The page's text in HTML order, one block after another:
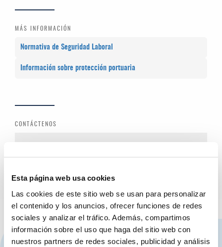
Esta página web usa cookies
Las cookies de este sitio web se usan para personalizar
el contenido y los anuncios, ofrecer funciones de redes
sociales y analizar el tráfico. Además, compartimos
información sobre el uso que haga del sitio web con
nuestros partners de redes sociales, publicidad y análisis
MÁS INFORMACIÓN
Normativa de Seguridad Laboral
Información sobre protección portuaria
CONTÁCTENOS
acreditaciones@valenciaport.com
CONTÁCTANOS